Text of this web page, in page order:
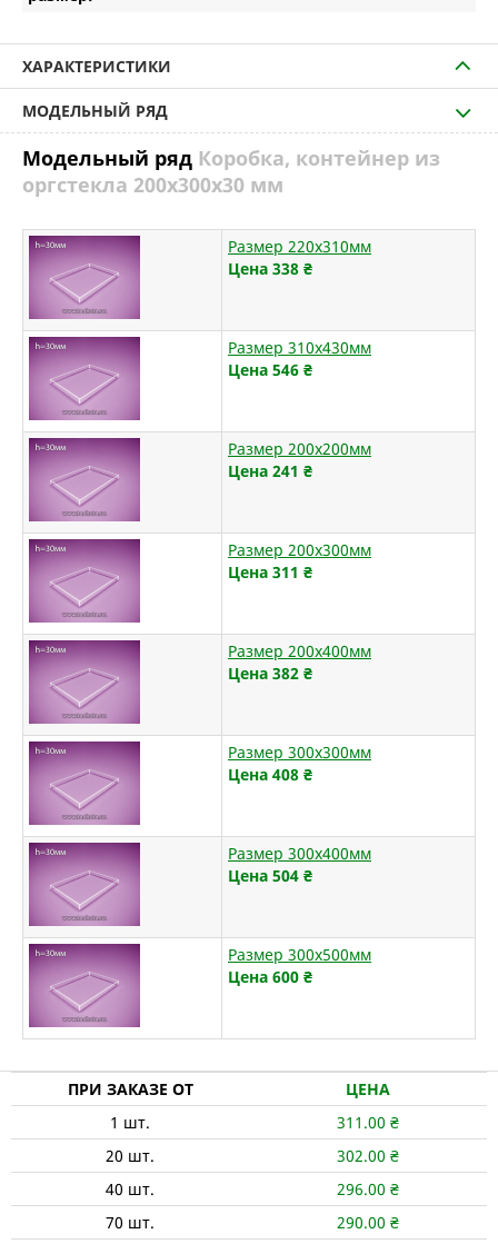
ХАРАКТЕРИСТИКИ
МОДЕЛЬНЫЙ РЯД
Модельный ряд Коробка, контейнер из
оргстекла 200х300х30 мм
Размер 220х310мм
Цена 338 ₴
Размер 310х430мм
Цена 546 ₴
Размер 200х200мм
Цена 241 ₴
Размер 200х300мм
Цена 311 ₴
Размер 200х400мм
Цена 382 ₴
Размер 300х300мм
Цена 408 ₴
Размер 300х400мм
Цена 504 ₴
Размер 300х500мм
Цена 600 ₴
ПРИ ЗАКАЗЕ ОТ
ЦЕНА
1 шт. 311.00 ₴
20 шт. 302.00 ₴
40 шт. 296.00 ₴
70 шт. 290.00 ₴